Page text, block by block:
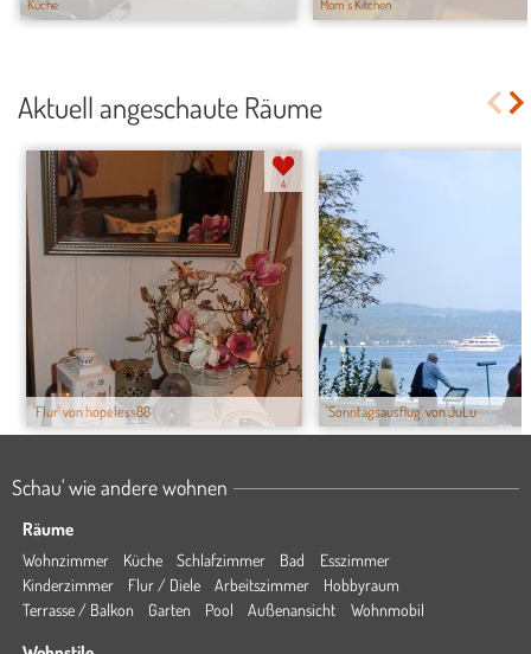
Küche Mom´s Kitchen
Aktuell angeschaute Räume
'Flur' von hopeless88
4
'Sonntagsausflug' von JuLu
Schau' wie andere wohnen
Räume
Wohnzimmer Küche Schlafzimmer Bad
Esszimmer
Kinderzimmer
Flur / Diele Arbeitszimmer
Hobbyraum
Terrasse / Balkon
Garten Pool Außenansicht Wohnmobil